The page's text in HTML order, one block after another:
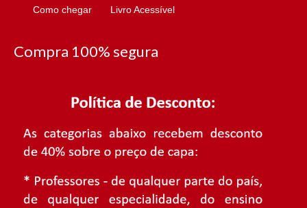
Como chegar Livro Acessível
Compra 100% segura